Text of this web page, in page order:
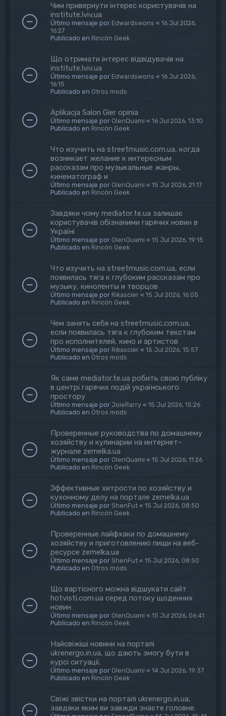
Чим привернути інтерес користувачів на
institute.lviv.ua
Último mensaje por Edwardswons « 16 Jul 2026,
16:27
Publicado en Rincón Geek
Що отримати інтерес відвідувачів на
institute.lviv.ua
Último mensaje por Edwardswons « 16 Jul 2026,
16:15
Publicado en Otros mods
Aplikacja Salon Gier opinia
Último mensaje por OlenQuami « 16 Jul 2026, 13:10
Publicado en Rincón Geek
Что изучить на streetmusic.com.ua, когда
возникает желание к интересным
рассказам про музыкальные жанры,
кинематограф и
Último mensaje por OlenQuami « 15 Jul 2026, 21:17
Publicado en Rincón Geek
Завдяки чому mediator.te.ua залишає
користувачів обізнаними гарячих новин в
Україні
Último mensaje por OlenQuami « 15 Jul 2026, 19:15
Publicado en Rincón Geek
Что изучить на streetmusic.com.ua, если
появилась тяга к глубоким рассказам про
музыку, киноленты и творцов
Último mensaje por Rikascier « 15 Jul 2026, 16:05
Publicado en Rincón Geek
Чем занять себя на streetmusic.com.ua,
если появилась тяга к глубоким текстам
про исполнителей, кино и артистов
Último mensaje por Rikascier « 15 Jul 2026, 15:57
Publicado en Otros mods
Як саме mediator.te.ua робить свою публіку
в центрі гарячих подій українського
простору
Último mensaje por JoieRarry « 15 Jul 2026, 15:26
Publicado en Otros mods
Проверенные руководства по домашнему
хозяйству и кулинарии на интернет-
журнале zemelka.ua
Último mensaje por OlenQuami « 15 Jul 2026, 11:26
Publicado en Rincón Geek
Эффективные хитрости по хозяйству и
кухонному делу на портале zemelka.ua
Último mensaje por ShenFut « 15 Jul 2026, 08:50
Publicado en Rincón Geek
Проверенные лайфхаки по домашнему
хозяйству и приготовлению пищи на веб-
ресурсе zemelka.ua
Último mensaje por ShenFut « 15 Jul 2026, 08:50
Publicado en Otros mods
Що вартісного можна відшукати сайт
hotvisti.com.ua серед потоку щоденних
новин
Último mensaje por OlenQuami « 15 Jul 2026, 06:41
Publicado en Rincón Geek
Найсвіжіші новини на порталі
ukrenergo.in.ua, що дають змогу бути в
курсі ситуації.
Último mensaje por OlenQuami « 14 Jul 2026, 19:37
Publicado en Rincón Geek
Свіжі звістки на порталі ukrenergo.in.ua,
завдяки яким ви завжди знаєте головне.